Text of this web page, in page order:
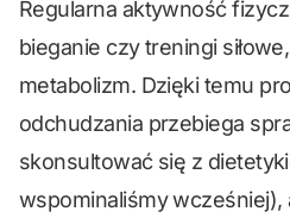
Regularna aktywność
bieganie czy treningi
metabolizm. Dzięki temu
odchudzania przebiega
skonsultować się z
wspominaliśmy